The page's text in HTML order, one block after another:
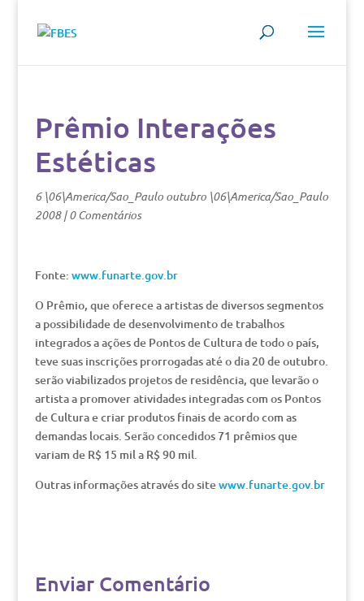
Prêmio Interações
Estéticas
6 \06\America/Sao_Paulo outubro \06\America/Sao_Paulo
2008|0 Comentários
Fonte: www.funarte.gov.br
O Prêmio, que oferece a artistas de diversos segmentos
a possibilidade de desenvolvimento de trabalhos
integrados a ações de Pontos de Cultura de todo o país,
teve suas inscrições prorrogadas até o dia 20 de outubro.
serão viabilizados projetos de residência, que levarão o
artista a promover atividades integradas com os Pontos
de Cultura e criar produtos finais de acordo com as
demandas locais. Serão concedidos 71 prêmios que
variam de R$ 15 mil a R$ 90 mil.
Outras informações através do sitewww.funarte.gov.br
Enviar Comentário